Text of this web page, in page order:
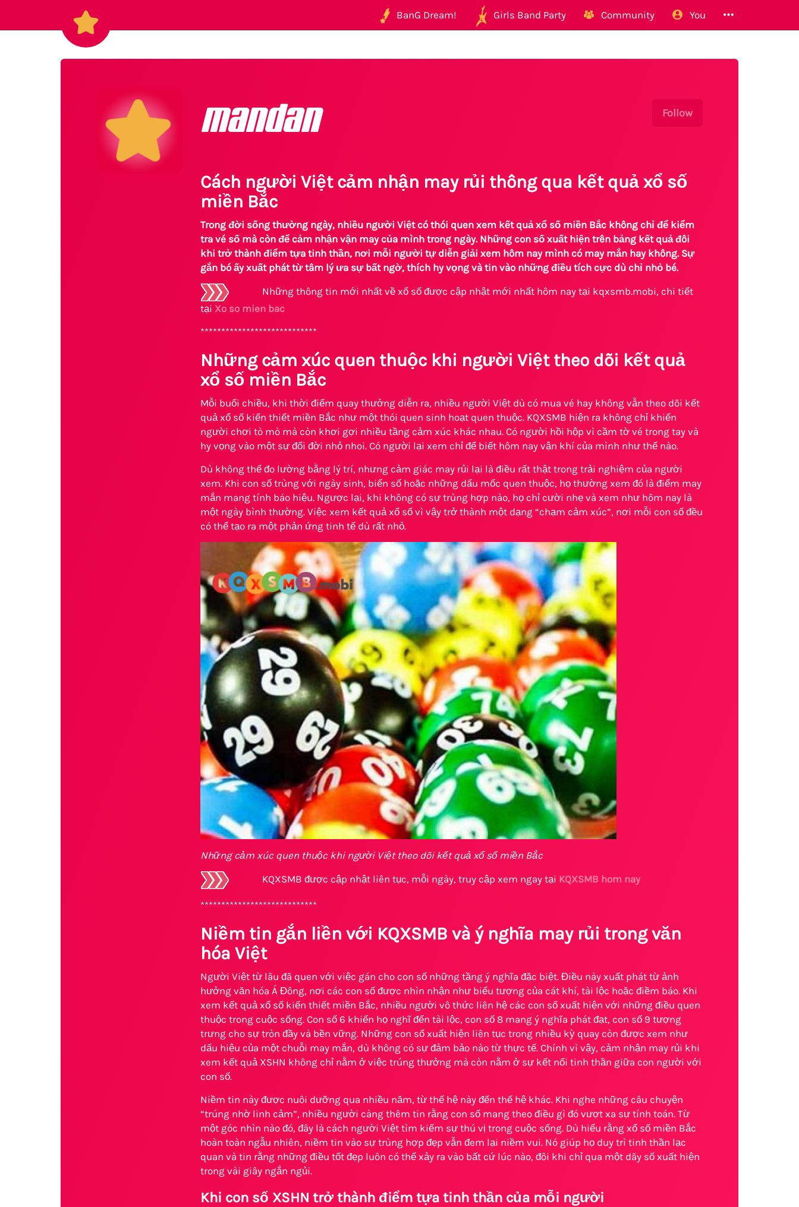
BanG Dream! Girls Band Party Community You
Follow
mandan
Cách người Việt cảm nhận may rủi thông qua kết quả xổ số
miền Bắc
Trong đời sống thường ngày, nhiều người Việt có thói quen xem kết quả xổ số miền Bắc không chỉ để kiểm
tra vé số mà còn để cảm nhận vận may của mình trong ngày. Những con số xuất hiện trên bảng kết quả đôi
khi trở thành điểm tựa tinh thần, nơi mỗi người tự diễn giải xem hôm nay mình có may mắn hay không. Sự
gắn bó ấy xuất phát từ tâm lý ưa sự bất ngờ, thích hy vọng và tin vào những điều tích cực dù chỉ nhỏ bé.
Những thông tin mới nhất về xổ số được cập nhật mới nhất hôm nay tại kqxsmb.mobi, chi tiết
tại Xo so mien bac
****************************
Những cảm xúc quen thuộc khi người Việt theo dõi kết quả
xổ số miền Bắc
Mỗi buổi chiều, khi thời điểm quay thưởng diễn ra, nhiều người Việt dù có mua vé hay không vẫn theo dõi kết
quả xổ số kiến thiết miền Bắc như một thói quen sinh hoạt quen thuộc. KQXSMB hiện ra không chỉ khiến
người chơi tò mò mà còn khơi gợi nhiều tầng cảm xúc khác nhau. Có người hồi hộp vì cầm tờ vé trong tay và
hy vọng vào một sự đổi đời nhỏ nhoi. Có người lại xem chỉ để biết hôm nay vận khí của mình như thế nào.
Dù không thể đo lường bằng lý trí, nhưng cảm giác may rủi lại là điều rất thật trong trải nghiệm của người
xem. Khi con số trùng với ngày sinh, biển số hoặc những dấu mốc quen thuộc, họ thường xem đó là điểm may
mắn mang tính báo hiệu. Ngược lại, khi không có sự trùng hợp nào, họ chỉ cười nhẹ và xem như hôm nay là
một ngày bình thường. Việc xem kết quả xổ số vì vậy trở thành một dạng “chạm cảm xúc”, nơi mỗi con số đều
có thể tạo ra một phản ứng tinh tế dù rất nhỏ.
Những cảm xúc quen thuộc khi người Việt theo dõi kết quả xổ số miền Bắc
KQXSMB được cập nhật liên tục, mỗi ngày, truy cập xem ngay tại KQXSMB hom nay
****************************
Niềm tin gắn liền với KQXSMB và ý nghĩa may rủi trong văn
hóa Việt
Người Việt từ lâu đã quen với việc gán cho con số những tầng ý nghĩa đặc biệt. Điều này xuất phát từ ảnh
hưởng văn hóa Á Đông, nơi các con số được nhìn nhận như biểu tượng của cát khí, tài lộc hoặc điềm báo. Khi
xem kết quả xổ số kiến thiết miền Bắc, nhiều người vô thức liên hệ các con số xuất hiện với những điều quen
thuộc trong cuộc sống. Con số 6 khiến họ nghĩ đến tài lộc, con số 8 mang ý nghĩa phát đạt, con số 9 tượng
trưng cho sự tròn đầy và bền vững. Những con số xuất hiện liên tục trong nhiều kỳ quay còn được xem như
dấu hiệu của một chuỗi may mắn, dù không có sự đảm bảo nào từ thực tế. Chính vì vậy, cảm nhận may rủi khi
xem kết quả XSHN không chỉ nằm ở việc trúng thưởng mà còn nằm ở sự kết nối tinh thần giữa con người với
con số.
Niềm tin này được nuôi dưỡng qua nhiều năm, từ thế hệ này đến thế hệ khác. Khi nghe những câu chuyện
“trúng nhờ linh cảm”, nhiều người càng thêm tin rằng con số mang theo điều gì đó vượt xa sự tính toán. Từ
một góc nhìn nào đó, đây là cách người Việt tìm kiếm sự thú vị trong cuộc sống. Dù hiểu rằng xổ số miền Bắc
hoàn toàn ngẫu nhiên, niềm tin vào sự trùng hợp đẹp vẫn đem lại niềm vui. Nó giúp họ duy trì tinh thần lạc
quan và tin rằng những điều tốt đẹp luôn có thể xảy ra vào bất cứ lúc nào, đôi khi chỉ qua một dãy số xuất hiện
trong vài giây ngắn ngủi.
Khi con số XSHN trở thành điểm tựa tinh thần của mỗi người